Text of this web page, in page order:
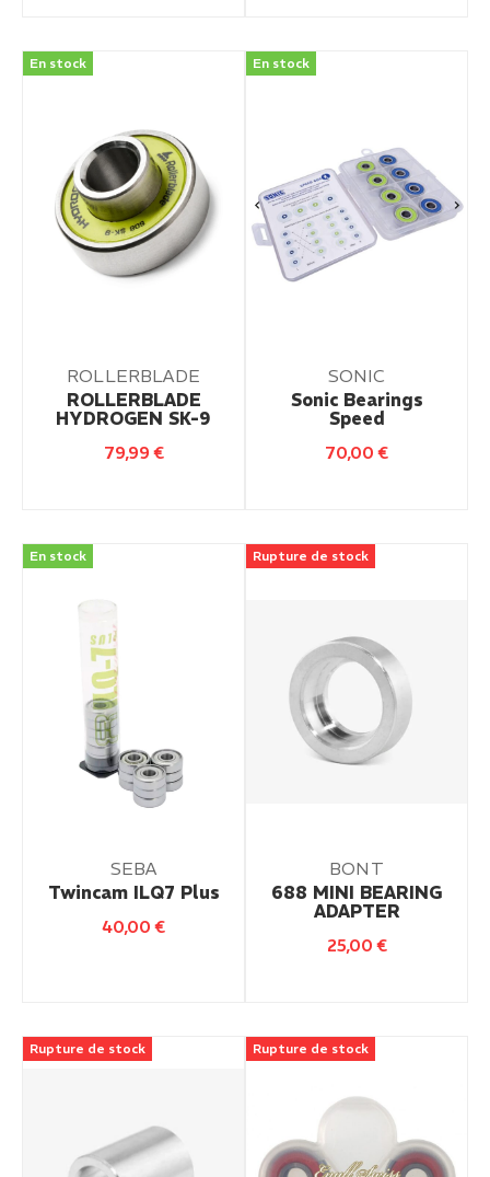
En stock
ROLLERBLADE
ROLLERBLADE
HYDROGEN SK-9
79,99€
En stock
SONIC
Sonic Bearings
Speed
70,00€
En stock
SEBA
Twincam ILQ7 Plus
40,00€
Rupture de stock
BONT
688 MINI BEARING
ADAPTER
25,00€
Rupture de stock Rupture de stock